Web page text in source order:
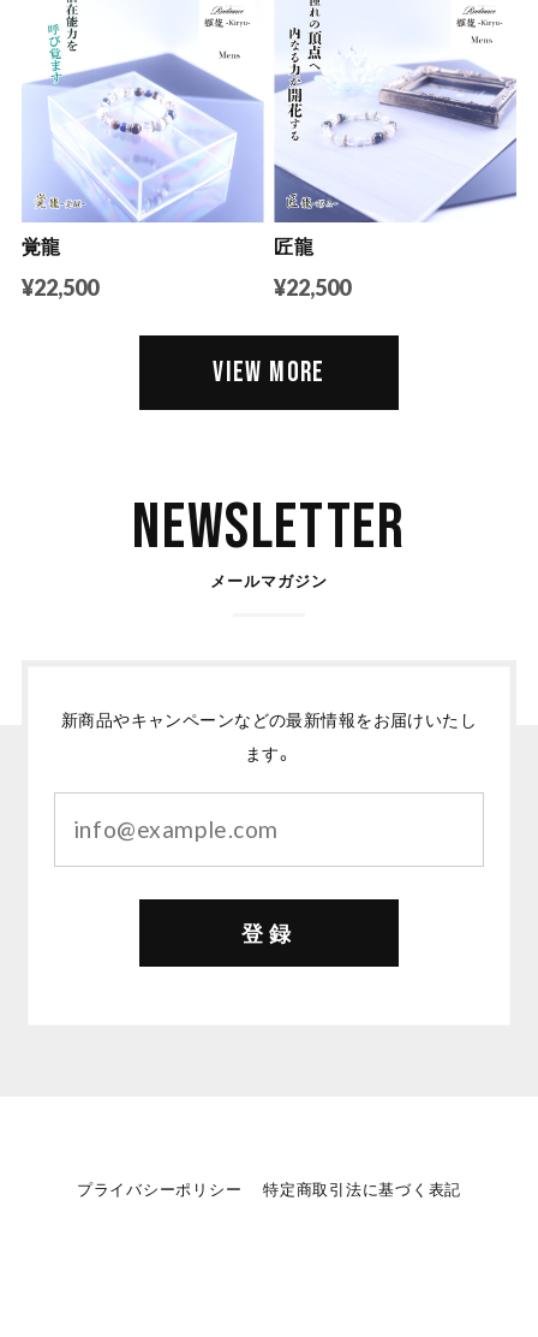
覚龍
¥22,500
匠龍
¥22,500
VIEW MORE
Newsletter
メールマガジン
新商品やキャンペーンなどの最新情報をお届けいたし
ます。
登録
プライバシーポリシー 特定商取引法に基づく表記